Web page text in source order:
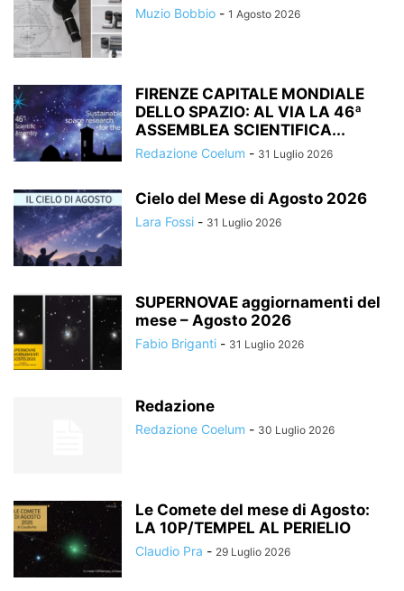
Muzio Bobbio - 1 Agosto 2026
FIRENZE CAPITALE MONDIALE
DELLO SPAZIO: AL VIA LA 46ª
ASSEMBLEA SCIENTIFICA...
Redazione Coelum - 31 Luglio 2026
Cielo del Mese di Agosto 2026
Lara Fossi - 31 Luglio 2026
SUPERNOVAE aggiornamenti del
mese – Agosto 2026
Fabio Briganti - 31 Luglio 2026
Redazione
Redazione Coelum - 30 Luglio 2026
Le Comete del mese di Agosto:
LA 10P/TEMPEL AL PERIELIO
Claudio Pra - 29 Luglio 2026